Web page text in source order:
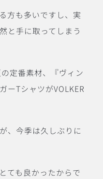
方も多いですし、実
と手に取ってしまう
定番素材、『ヴィン
ーTシャツがVOLKER
、今季は久しぶりに
ても良かったからで